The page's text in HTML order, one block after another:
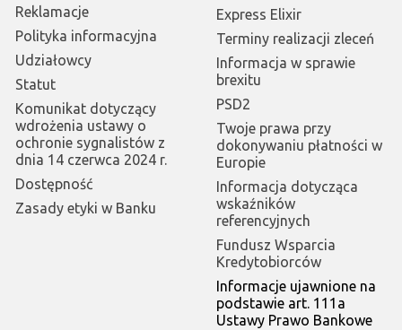
Reklamacje
Polityka informacyjna
Udziałowcy
Statut
Komunikat dotyczący
wdrożenia ustawy o
ochronie sygnalistów z
dnia 14 czerwca 2024 r.
Dostępność
Zasady etyki w Banku
Express Elixir
Terminy realizacji zleceń
Informacja w sprawie
brexitu
PSD2
Twoje prawa przy
dokonywaniu płatności w
Europie
Informacja dotycząca
wskaźników
referencyjnych
Fundusz Wsparcia
Kredytobiorców
Informacje ujawnione na
podstawie art. 111a
Ustawy Prawo Bankowe